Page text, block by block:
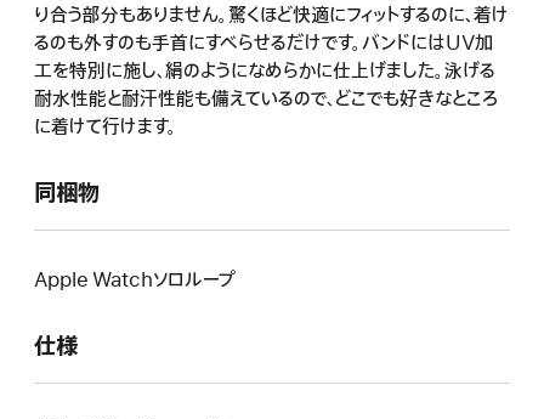
り合う部分もありません。驚くほど快適にフィットするのに、着け
るのも外すのも手首にすべらせるだけです。バンドにはUV加
工を特別に施し、絹のようになめらかに仕上げました。泳げる
耐水性能と耐汗性能も備えているので、どこでも好きなところ
に着けて行けます。
同梱物
Apple Watchソロループ
仕様